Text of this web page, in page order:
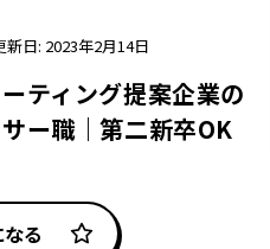
新日: 2023年2月14日
ティング提案企業の
ー職｜第二新卒OK
る